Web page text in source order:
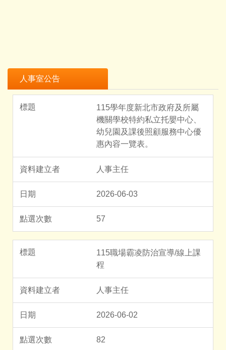
人事室公告
115學年度新北市政府及所屬
機關學校特約私立托嬰中心、
幼兒園及課後照顧服務中心優
惠內容一覽表。
人事主任
2026-06-03
57
115職場霸凌防治宣導/線上課
程
人事主任
2026-06-02
82